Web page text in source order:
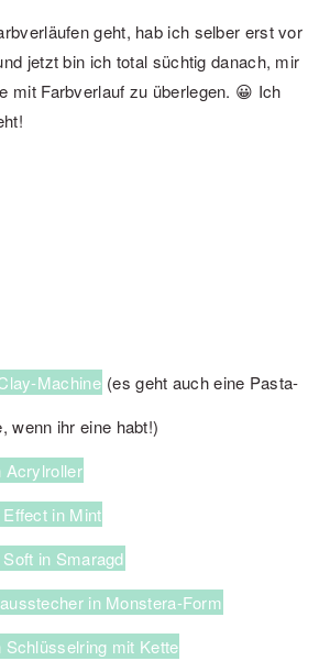
geht, hab ich selber erst vor
jetzt bin ich total süchtig danach, mir
mit Farbverlauf zu überlegen. 😀 Ich
Machine (es geht auch eine Pasta-
wenn ihr eine habt!)
Acrylroller
in Mint
in Smaragd
in Monstera-Form
Schlüsselring mit Kette